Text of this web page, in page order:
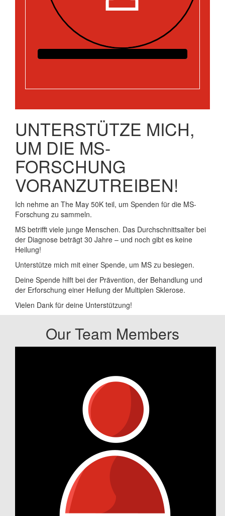
UNTERSTÜTZE MICH,
UM DIE MS-
FORSCHUNG
VORANZUTREIBEN!
Ich nehme an The May 50K teil, um Spenden für die MS-
Forschung zu sammeln.
MS betrifft viele junge Menschen. Das Durchschnittsalter bei
der Diagnose beträgt 30 Jahre – und noch gibt es keine
Heilung!
Unterstütze mich mit einer Spende, um MS zu besiegen.
Deine Spende hilft bei der Prävention, der Behandlung und
der Erforschung einer Heilung der Multiplen Sklerose.
Vielen Dank für deine Unterstützung!
Our Team Members